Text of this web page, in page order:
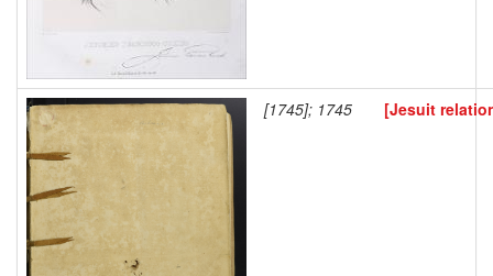
[1745]; 1745 [Jesuit